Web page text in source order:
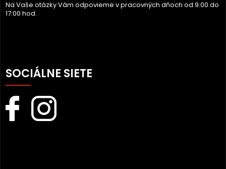
Na Vaše otázky Vám odpovieme v pracovných dňoch od 9:00 do
17:00 hod.
SOCIÁLNE SIETE